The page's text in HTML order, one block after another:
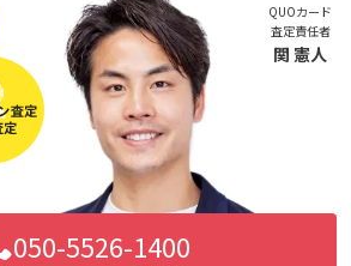
QUOカード
査定責任者
関 憲人
050-5526-1400